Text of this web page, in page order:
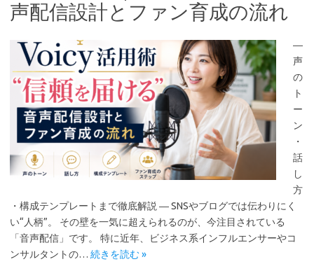
声配信設計とファン育成の流れ
―
声
の
ト
ー
ン
・
話
し
方
・構成テンプレートまで徹底解説 ― SNSやブログでは伝わりにく
い“人柄”。 その壁を一気に超えられるのが、今注目されている
「音声配信」です。 特に近年、ビジネス系インフルエンサーやコ
ンサルタントの… 続きを読む »